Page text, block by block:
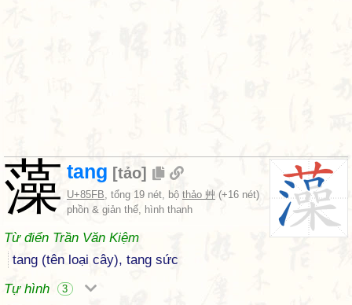
藻 tang [tảo]
U+85FB, tổng 19 nét, bộ thảo 艸 (+16 nét)
phồn & giản thể, hình thanh
Từ điển Trần Văn Kiệm
tang (tên loại cây), tang sức
Tự hình
3